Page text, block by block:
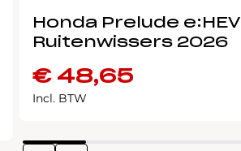
Honda Prelude e:HEV
Ruitenwissers 2026
€48,65
Incl. BTW